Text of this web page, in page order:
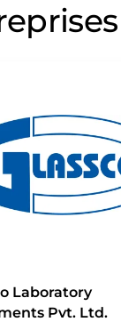
Laboratory
Pvt. Ltd.